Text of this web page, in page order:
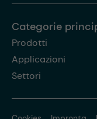
Categorie
Prodotti
Applicazioni
Settori